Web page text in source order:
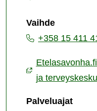
ja
terveyskeskus
Vaihde
+358 15 411
ja
Palveluajat